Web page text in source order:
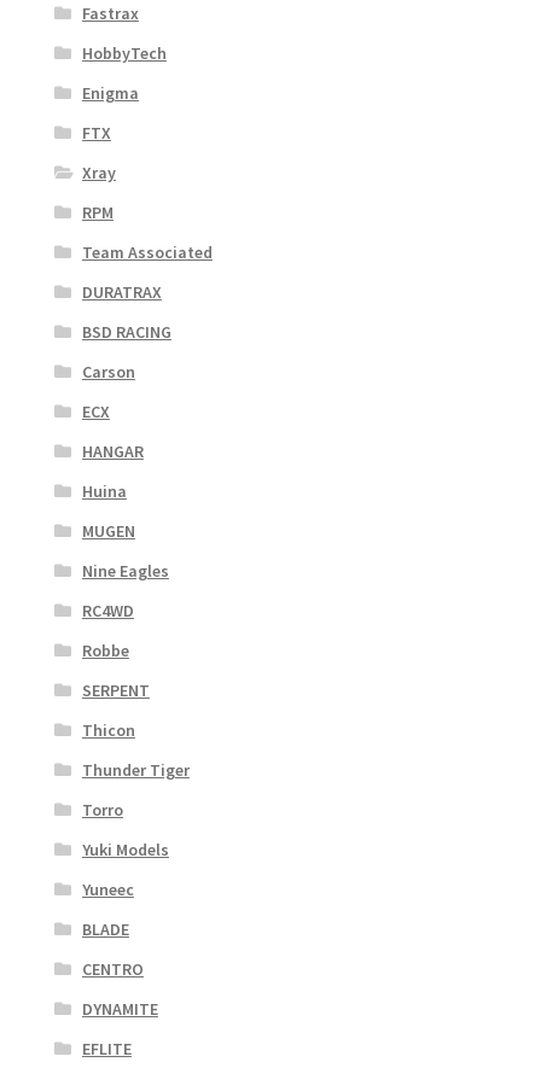
Fastrax
HobbyTech
Enigma
FTX
Xray
RPM
Team Associated
DURATRAX
BSD RACING
Carson
ECX
HANGAR
Huina
MUGEN
Nine Eagles
RC4WD
Robbe
SERPENT
Thicon
Thunder Tiger
Torro
Yuki Models
Yuneec
BLADE
CENTRO
DYNAMITE
EFLITE